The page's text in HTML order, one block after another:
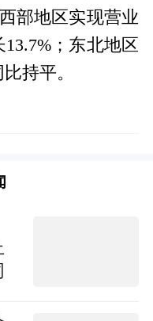
部地区实现营业
；东北地区
持平。